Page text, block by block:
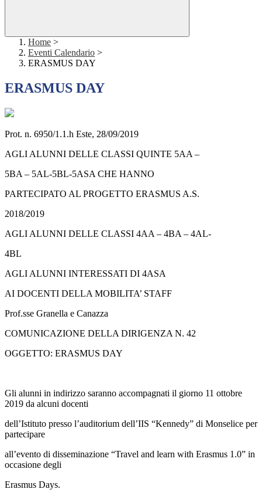
Home >
Eventi Calendario >
ERASMUS DAY
ERASMUS DAY
Prot. n. 6950/1.1.h Este, 28/09/2019
AGLI ALUNNI DELLE CLASSI QUINTE 5AA –
5BA – 5AL-5BL-5ASA CHE HANNO
PARTECIPATO AL PROGETTO ERASMUS A.S.
2018/2019
AGLI ALUNNI DELLE CLASSI 4AA – 4BA – 4AL-
4BL
AGLI ALUNNI INTERESSATI DI 4ASA
AI DOCENTI DELLA MOBILITA’ STAFF
Prof.sse Granella e Canazza
COMUNICAZIONE DELLA DIRIGENZA N. 42
OGGETTO: ERASMUS DAY
Gli alunni in indirizzo saranno accompagnati il giorno 11 ottobre
2019 da alcuni docenti
dell’Istituto presso l’auditorium dell’IIS “Kennedy” di Monselice per
partecipare
all’evento di disseminazione “Travel and learn with Erasmus 1.0” in
occasione degli
Erasmus Days.